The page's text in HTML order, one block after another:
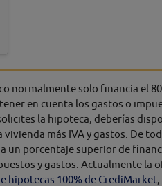
normalmente solo financia el
en cuenta los gastos o
la hipoteca, deberías
más IVA y gastos. De
un porcentaje superior de
y gastos. Actualmente la
hipotecas 100% de CrediMarket